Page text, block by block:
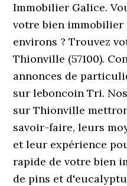
Immobilier Galice.
votre bien immobilier
environs ? Trouvez
Thionville (57100).
annonces de
sur leboncoin Tri.
sur Thionville
savoir-faire, leurs
et leur expérience
rapide de votre bien
de pins et